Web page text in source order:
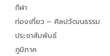
กีฬา
ท่องเที่ยว – ศิลปวัฒนธรรม
ประชาสัมพันธ์
ภูมิภาค